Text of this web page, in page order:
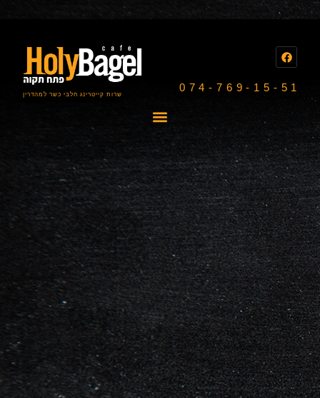
074-769-15-51
שרות קייטרינג חלבי כשר למהדרין